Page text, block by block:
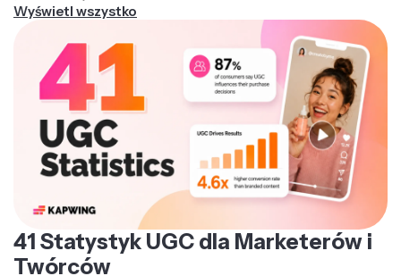
Wyświetl wszystko
41 Statystyk UGC dla Marketerów i
Twórców